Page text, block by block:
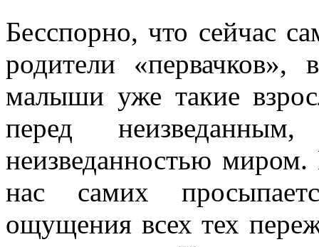
Бесспорно, что сейчас
родители «первачков»,
малыши уже такие
перед
неизведанностью
нас самих
ощущения всех тех